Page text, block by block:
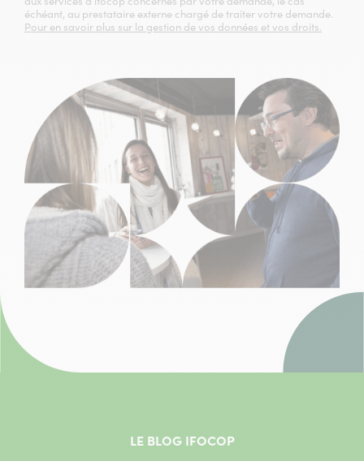
échéant, au prestataire externe chargé de traiter votre demande.
Pour en savoir plus sur la gestion de vos données et vos droits.
LE BLOG IFOCOP